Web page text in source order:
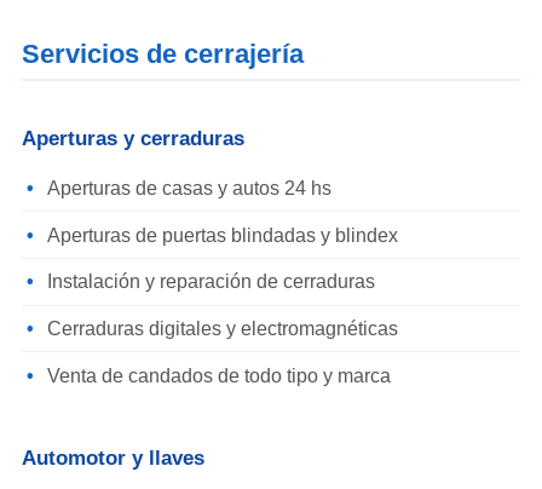
Servicios de cerrajería
Aperturas y cerraduras
Aperturas de casas y autos 24 hs
Aperturas de puertas blindadas y blindex
Instalación y reparación de cerraduras
Cerraduras digitales y electromagnéticas
Venta de candados de todo tipo y marca
Automotor y llaves